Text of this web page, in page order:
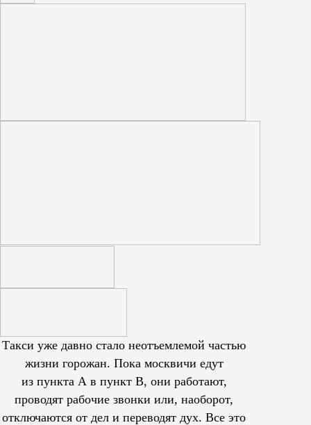
Такси уже давно стало неотъемлемой частью
жизни горожан. Пока москвичи едут
из пункта А в пункт В, они работают,
проводят рабочие звонки или, наоборот,
отключаются от дел и переводят дух. Все это